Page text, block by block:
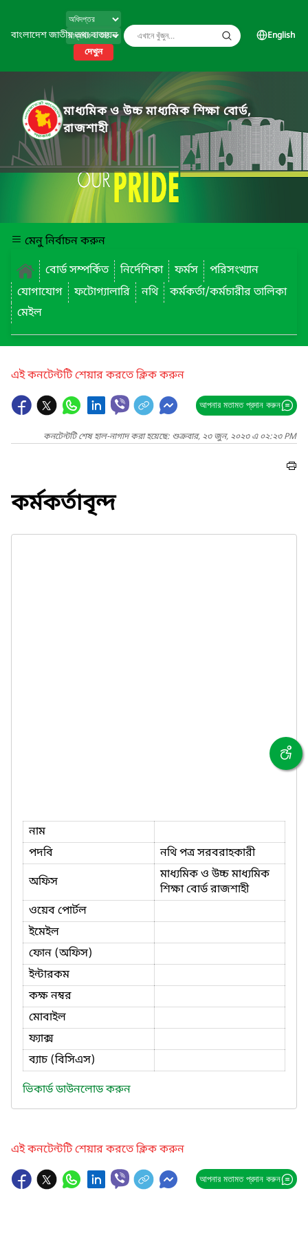
বাংলাদেশ জাতীয় তথ্য বাতায়ন
দেখুন
English
মাধ্যমিক ও উচ্চ মাধ্যমিক শিক্ষা বোর্ড,
রাজশাহী
মেনু নির্বাচন করুন
বোর্ড সম্পর্কিত
নির্দেশিকা ফর্মস
পরিসংখ্যান
যোগাযোগ
ফটোগ্যালারি নথি
কর্মকর্তা/কর্মচারীর তালিকা
মেইল
এই কনটেন্টটি শেয়ার করতে ক্লিক করুন
আপনার মতামত প্রদান করুন
কনটেন্টটি শেষ হাল-নাগাদ করা হয়েছে: শুক্রবার, ২৩ জুন, ২০২৩ এ ০২:২৩ PM
কর্মকর্তাবৃন্দ
নাম
পদবি
নথি পত্র সরবরাহকারী
অফিস
মাধ্যমিক ও উচ্চ মাধ্যমিক
শিক্ষা বোর্ড রাজশাহী
ওয়েব পোর্টল
ইমেইল
ফোন (অফিস)
ইন্টারকম
কক্ষ নম্বর
মোবাইল
ফ্যাক্স
ব্যাচ (বিসিএস)
ভিকার্ড ডাউনলোড করুন
এই কনটেন্টটি শেয়ার করতে ক্লিক করুন
আপনার মতামত প্রদান করুন